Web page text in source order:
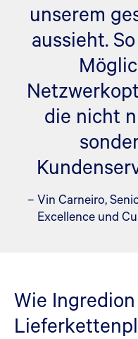
unserem
aussieht.
die nicht
– Vin Carneiro,
Excellence und
Wie